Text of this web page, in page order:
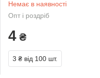
Немає в наявності
Опт і роздріб
4 ₴
3 ₴ від 100 шт.